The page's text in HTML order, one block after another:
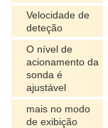
Velocidade de
deteção
O nível de
acionamento da
sonda é
ajustável
mais no modo
de exibição